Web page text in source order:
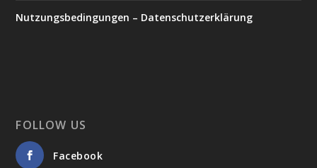
Nutzungsbedingungen – Datenschutzerklärung
FOLLOW US
Facebook